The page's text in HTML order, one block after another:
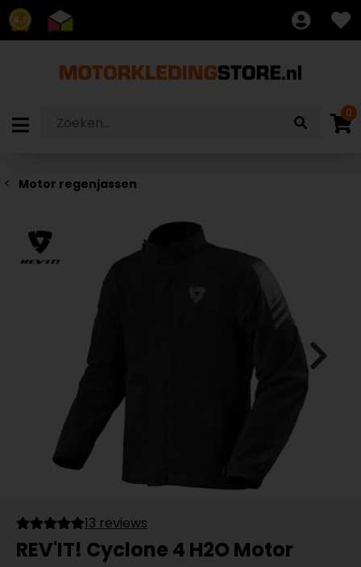
8.7
0
Motor regenjassen
13 reviews
REV'IT! Cyclone 4 H2O Motor